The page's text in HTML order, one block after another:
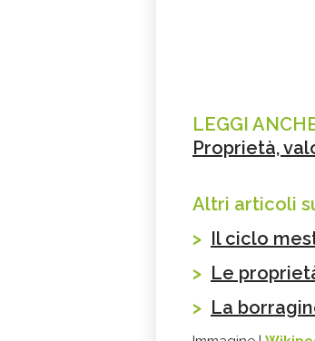
LEGGI
Proprietà,
Altri articoli
> Il ciclo
> Le
> La